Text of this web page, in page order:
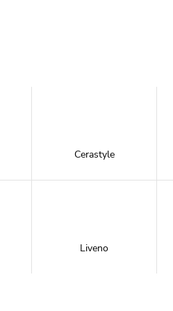
Cerastyle
Liveno